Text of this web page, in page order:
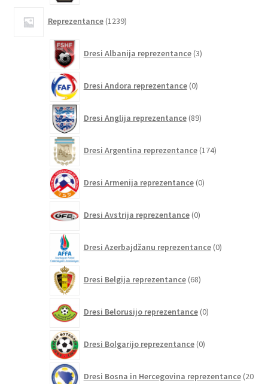
Reprezentance 1239izdelkov
Dresi Albanija reprezentance 3izdelki
Dresi Andora reprezentance 0izdelkov
Dresi Anglija reprezentance 89izdelkov
Dresi Argentina reprezentance 174izdelkov
Dresi Armenija reprezentance 0izdelkov
Dresi Avstrija reprezentance 0izdelkov
Dresi Azerbajdžanu reprezentance 0izdelkov
Dresi Belgija reprezentance 68izdelkov
Dresi Belorusijo reprezentance 0izdelkov
Dresi Bolgarijo reprezentance 0izdelkov
Dresi Bosna in Hercegovina reprezentance 20